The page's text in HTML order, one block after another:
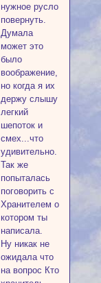
нужное русло
повернуть.
Думала
может это
было
воображение,
но когда я их
держу слышу
легкий
шепоток и
смех...что
удивительно.
Так же
попыталась
поговорить с
Хранителем о
котором ты
написала.
Ну никак не
ожидала что
на вопрос Кто